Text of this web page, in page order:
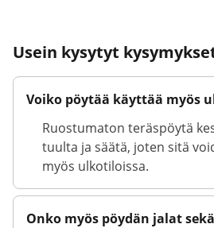
Usein kysytyt
Voiko pöytää käyttää myös
Ruostumaton teräspöytä
tuulta ja säätä, joten sitä
myös ulkotiloissa.
Onko myös pöydän jalat